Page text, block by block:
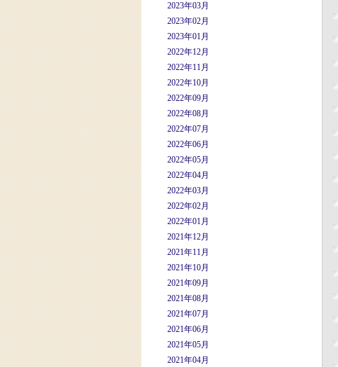
2023年03月
2023年02月
2023年01月
2022年12月
2022年11月
2022年10月
2022年09月
2022年08月
2022年07月
2022年06月
2022年05月
2022年04月
2022年03月
2022年02月
2022年01月
2021年12月
2021年11月
2021年10月
2021年09月
2021年08月
2021年07月
2021年06月
2021年05月
2021年04月